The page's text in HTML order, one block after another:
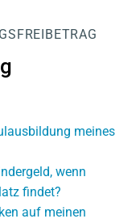
meines
wenn
findet?
auf meinen